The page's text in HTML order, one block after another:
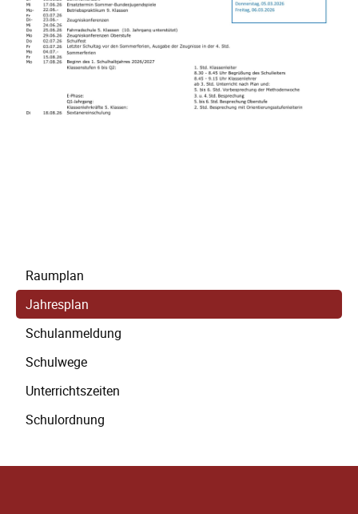
überspringen
Raumplan
Jahresplan
Schulanmeldung
Schulwege
Unterrichtszeiten
Schulordnung